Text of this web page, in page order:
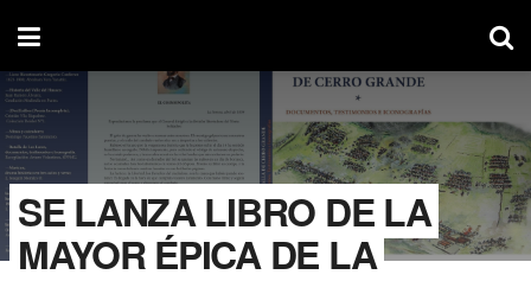
SE LANZA LIBRO DE LA
MAYOR ÉPICA DE LA